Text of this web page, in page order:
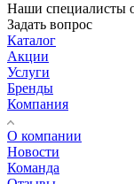
Наши специалисты
Задать вопрос
Каталог
Акции
Услуги
Бренды
Компания
О компании
Новости
Команда